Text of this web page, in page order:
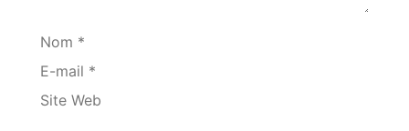
Nom *
E-mail *
Site Web